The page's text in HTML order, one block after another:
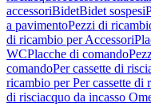
accessoriBidetBidet sospesi
a pavimentoPezzi di
di ricambio per Accessori
WCPlacche di comando
comandoPer cassette di
ricambio per Per cassette di
di risciacquo da incasso